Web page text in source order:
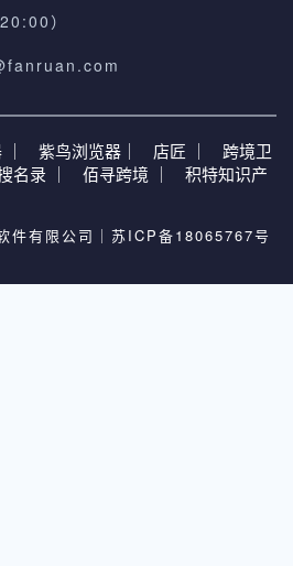
）
紫鸟浏览器｜ 店匠 ｜
跨境卫
名录 ｜ 佰寻跨境 ｜
积特知识产
有限公司｜ 苏ICP备18065767号